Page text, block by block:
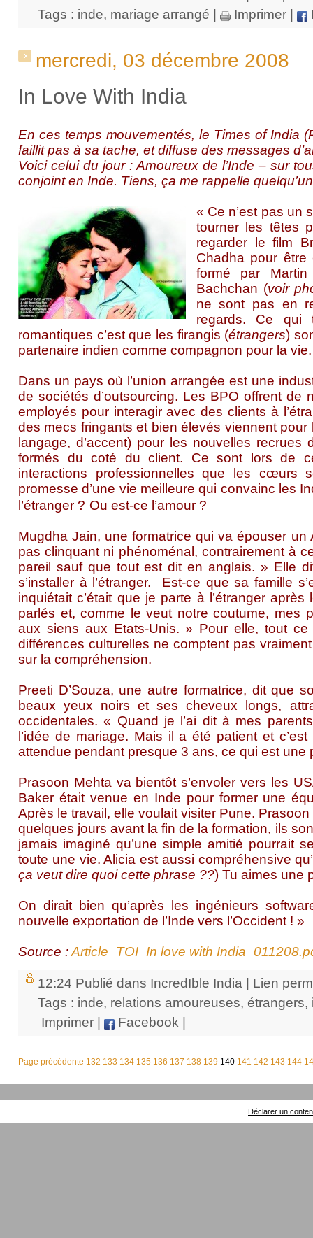
Tags : inde, mariage arrangé | Imprimer |
mercredi, 03 décembre 2008
In Love With India
En ces temps mouvementés, le Times of India
faillit pas à sa tache, et diffuse des messages
Voici celui du jour : Amoureux de l’Inde – sur
conjoint en Inde. Tiens, ça me rappelle
« Ce n’est pas un
tourner les têtes
regarder le film
Chadha pour
formé par
Bachchan (voir
ne sont pas en
regards. Ce qui
romantiques c’est que les firangis (étrangers)
partenaire indien comme compagnon pour la vie.
Dans un pays où l’union arrangée est une
de sociétés d’outsourcing. Les BPO offrent de
employés pour interagir avec des clients à
des mecs fringants et bien élevés viennent
langage, d’accent) pour les nouvelles recrues
formés du coté du client. Ce sont lors de
interactions professionnelles que les cœurs
promesse d’une vie meilleure qui convainc les
l’étranger ? Ou est-ce l’amour ?
Mugdha Jain, une formatrice qui va épouser un
pas clinquant ni phénoménal, contrairement à
pareil sauf que tout est dit en anglais. » Elle
s’installer à l’étranger.
Est-ce que sa famille
inquiétait c’était que je parte à l’étranger
parlés et, comme le veut notre coutume, mes
aux siens aux Etats-Unis. » Pour elle, tout ce
différences culturelles ne comptent pas
sur la compréhension.
Preeti D’Souza, une autre formatrice, dit que
beaux yeux noirs et ses cheveux longs,
occidentales. « Quand je l’ai dit à mes
l’idée de mariage. Mais il a été patient et
attendue pendant presque 3 ans, ce qui est une
Prasoon Mehta va bientôt s’envoler vers les
Baker était venue en Inde pour former une
Après le travail, elle voulait visiter Pune.
quelques jours avant la fin de la formation, ils
jamais imaginé qu’une simple amitié pourrait
toute une vie. Alicia est aussi compréhensive
ça veut dire quoi cette phrase ??) Tu aimes une
On dirait bien qu’après les ingénieurs
nouvelle exportation de l’Inde vers l’Occident ! »
Source :Article_TOI_In love with
12:24 Publié dans IncredIble India | Lien
Tags : inde, relations amoureuses, étrangers,
Imprimer | Facebook |
Page précédente 132 133 134 135 136 137 138 139 140 141 142 143 144
Déclarer un